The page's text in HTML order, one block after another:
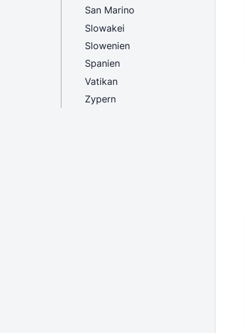
San Marino
Slowakei
Slowenien
Spanien
Vatikan
Zypern